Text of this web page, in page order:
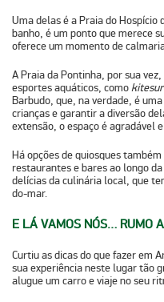
Uma delas é aPraia do Hospício
banho, é um ponto que merece
oferece um momento de
APraia da Pontinha, por sua
esportes aquáticos, como
Barbudo, que, na verdade, é
crianças e garantir a diversão
extensão, o espaço é agradável
Há opções de quiosques também
restaurantes e bares ao longo
delícias da culinária local, que
do-mar.
E LÁ VAMOS NÓS… RUMO
Curtiu as dicas do que fazer em
sua experiência neste lugar tão
alugue um carro e viaje no seu